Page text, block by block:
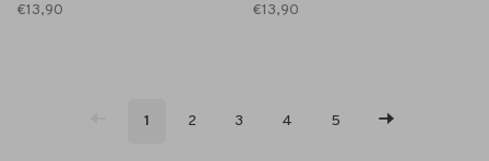
€13,90 €13,90
1 2 3 4 5